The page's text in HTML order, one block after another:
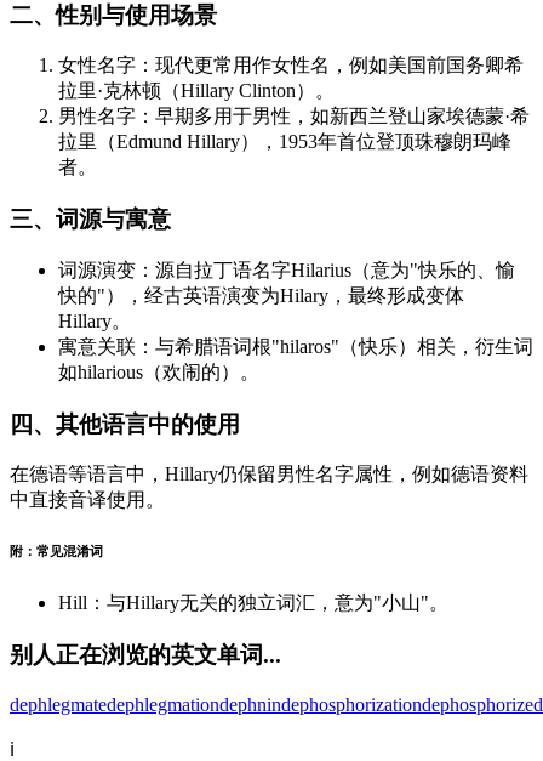
二、性别与使用场景
女性名字：现代更常用作女性名，例如美国前国务卿希
拉里·克林顿（Hillary Clinton）。
男性名字：早期多用于男性，如新西兰登山家埃德蒙·希
拉里（Edmund Hillary），1953年首位登顶珠穆朗玛峰
者。
三、词源与寓意
词源演变：源自拉丁语名字Hilarius（意为"快乐的、愉
快的"），经古英语演变为Hilary，最终形成变体
Hillary。
寓意关联：与希腊语词根"hilaros"（快乐）相关，衍生词
如hilarious（欢闹的）。
四、其他语言中的使用
在德语等语言中，Hillary仍保留男性名字属性，例如德语资料
中直接音译使用。
附：常见混淆词
Hill：与Hillary无关的独立词汇，意为"小山"。
别人正在浏览的英文单词...
dephlegmatedephlegmationdephnindephosphorizationdephosphorize
ℹ️